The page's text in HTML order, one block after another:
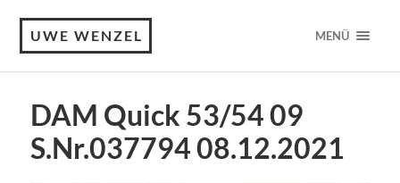
UWE WENZEL MENÜ
DAM Quick 53/54 09
S.Nr.037794 08.12.2021